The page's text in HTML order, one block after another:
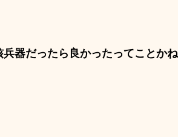
だったら良かったってことかね